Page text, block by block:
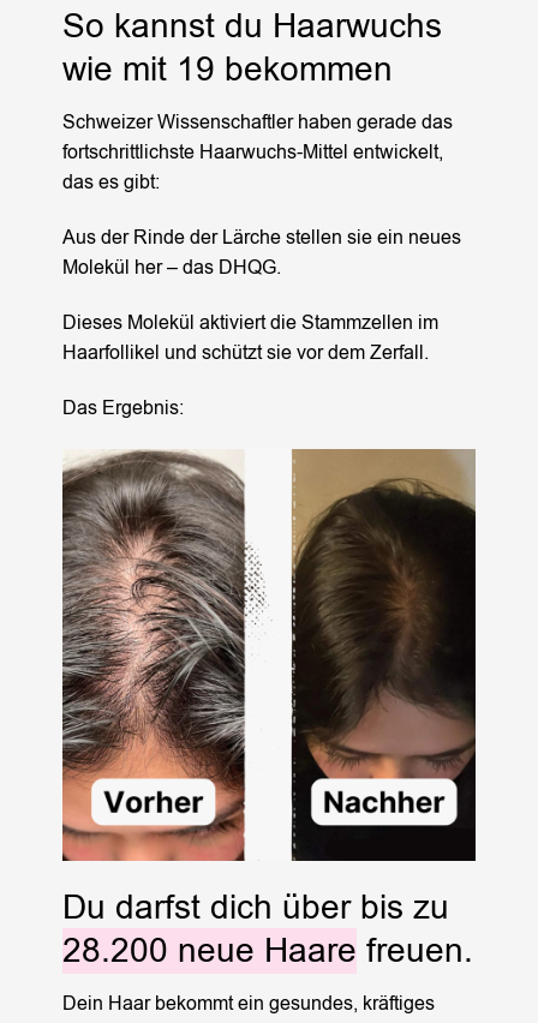
So kannst du Haarwuchs
wie mit 19 bekommen
Schweizer Wissenschaftler haben gerade das
fortschrittlichste Haarwuchs-Mittel entwickelt,
das es gibt:
Aus der Rinde der Lärche stellen sie ein neues
Molekül her – das DHQG.
Dieses Molekül aktiviert die Stammzellen im
Haarfollikel und schützt sie vor dem Zerfall.
Das Ergebnis:
Du darfst dich über bis zu
28.200 neue Haare freuen.
Dein Haar bekommt ein gesundes, kräftiges